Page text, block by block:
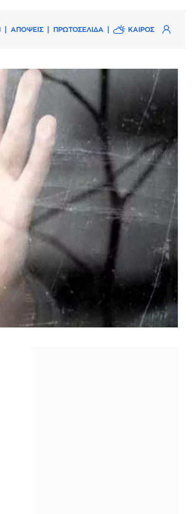
ΑΠΟΨΕΙΣ ΠΡΩΤΟΣΕΛΙΔΑ ΚΑΙΡΟΣ